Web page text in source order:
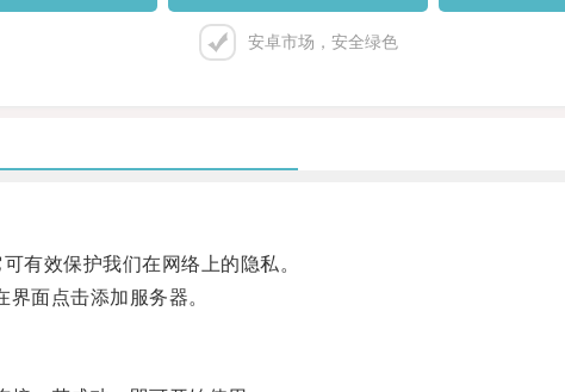
安卓市场，安全绿色
效保护我们在网络上的隐私。
面点击添加服务器。